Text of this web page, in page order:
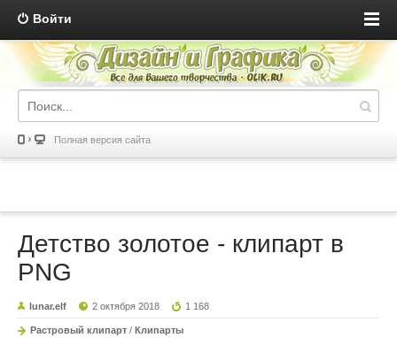
Войти
Полная версия сайта
Детство золотое - клипарт в
PNG
lunar.elf 2 октября 2018 1 168
Растровый клипарт / Клипарты